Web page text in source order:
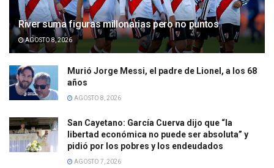
River suma figuras millonarias pero no puntos
AGOSTO 8, 2026
Murió Jorge Messi, el padre de Lionel, a los 68
años
AGOSTO 8, 2026
San Cayetano: García Cuerva dijo que “la
libertad económica no puede ser absoluta” y
pidió por los pobres y los endeudados
AGOSTO 7, 2026